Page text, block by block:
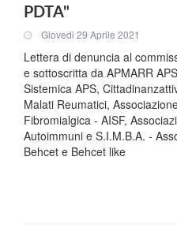
PDTA"
Giovedi 29 Aprile 2021
Lettera di denuncia al
e sottoscritta da APMARR
Sistemica APS,
Malati Reumatici,
Fibromialgica - AISF,
Autoimmuni e S.I.M.B.A. -
Behcet e Behcet like